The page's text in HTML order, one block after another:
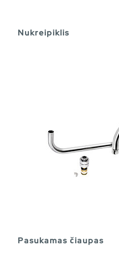
Nukreipiklis
Pasukamas čiaupas